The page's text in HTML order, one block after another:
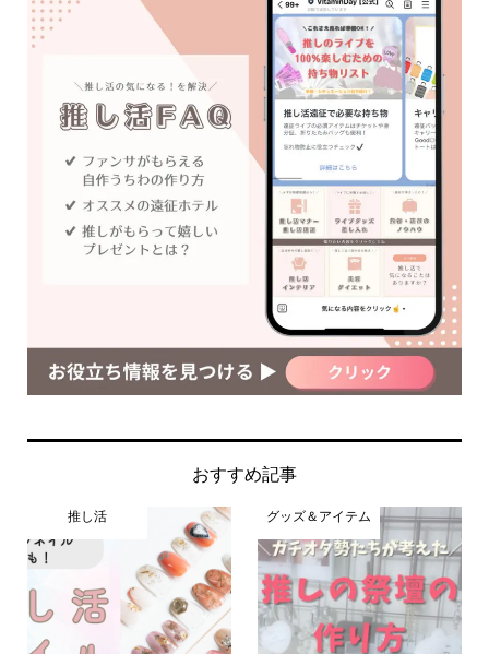
おすすめ記事
推し活 グッズ＆アイテム